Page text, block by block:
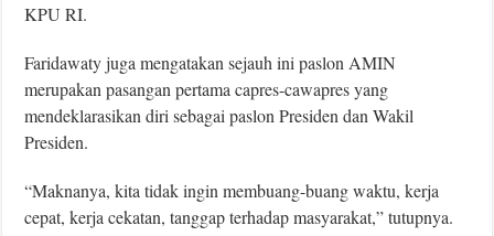
KPU RI.
Faridawaty juga mengatakan sejauh ini paslon AMIN
merupakan pasangan pertama capres-cawapres yang
mendeklarasikan diri sebagai paslon Presiden dan Wakil
Presiden.
“Maknanya, kita tidak ingin membuang-buang waktu, kerja
cepat, kerja cekatan, tanggap terhadap masyarakat,” tutupnya.